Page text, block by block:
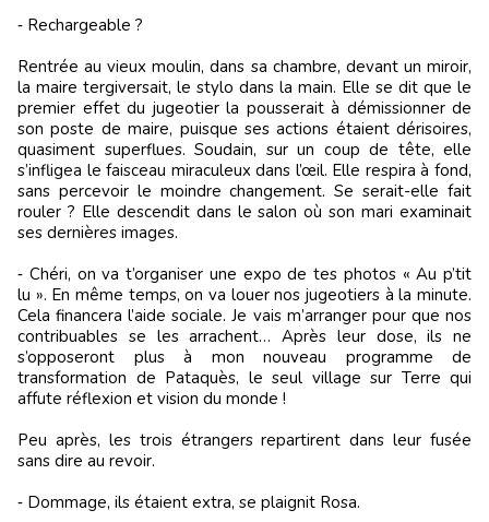
‑ Rechargeable ?
Rentrée au vieux moulin, dans sa chambre, devant un miroir,
la maire tergiversait, le stylo dans la main. Elle se dit que le
premier effet du jugeotier la pousserait à démissionner de
son poste de maire, puisque ses actions étaient dérisoires,
quasiment superflues. Soudain, sur un coup de tête, elle
s’infligea le faisceau miraculeux dans l’œil. Elle respira à fond,
sans percevoir le moindre changement. Se serait-elle fait
rouler ? Elle descendit dans le salon où son mari examinait
ses dernières images.
‑ Chéri, on va t’organiser une expo de tes photos « Au p’tit
lu ». En même temps, on va louer nos jugeotiers à la minute.
Cela financera l’aide sociale. Je vais m’arranger pour que nos
contribuables se les arrachent… Après leur dose, ils ne
s’opposeront plus à mon nouveau programme de
transformation de Pataquès, le seul village sur Terre qui
affute réflexion et vision du monde !
Peu après, les trois étrangers repartirent dans leur fusée
sans dire au revoir.
‑ Dommage, ils étaient extra, se plaignit Rosa.